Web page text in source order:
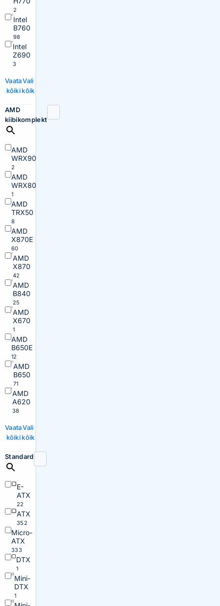
2
Intel
B760
98
Intel
Z690
3
Vaata
kõiki
Vali
kõik
AMD
kiibikomplekt
AMD
WRX90
2
AMD
WRX80
1
AMD
TRX50
8
AMD
X870E
60
AMD
X870
42
AMD
B840
25
AMD
X670
1
AMD
B650E
12
AMD
B650
71
AMD
A620
38
Vaata
kõiki
Vali
kõik
Standard
E-
ATX
22
ATX
352
Micro-
ATX
333
DTX
1
Mini-
DTX
1